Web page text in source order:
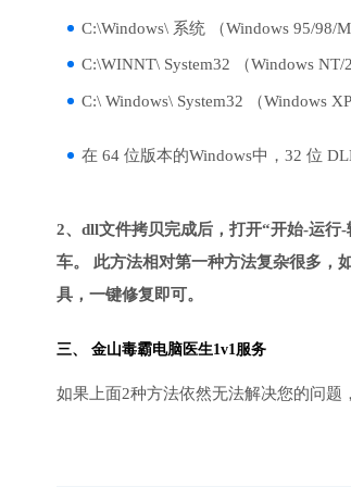
C:\Windows\ 系统 （Windows 95/98/
C:\WINNT\ System32 （Windows NT/
C:\ Windows\ System32 （Windows
在 64 位版本的Windows中，32 位
2、dll文件拷贝完成后，打开“开始-运行
车。 此方法相对第一种方法复杂很多，
具，一键修复即可。
三、 金山毒霸电脑医生1v1服务
如果上面2种方法依然无法解决您的问题